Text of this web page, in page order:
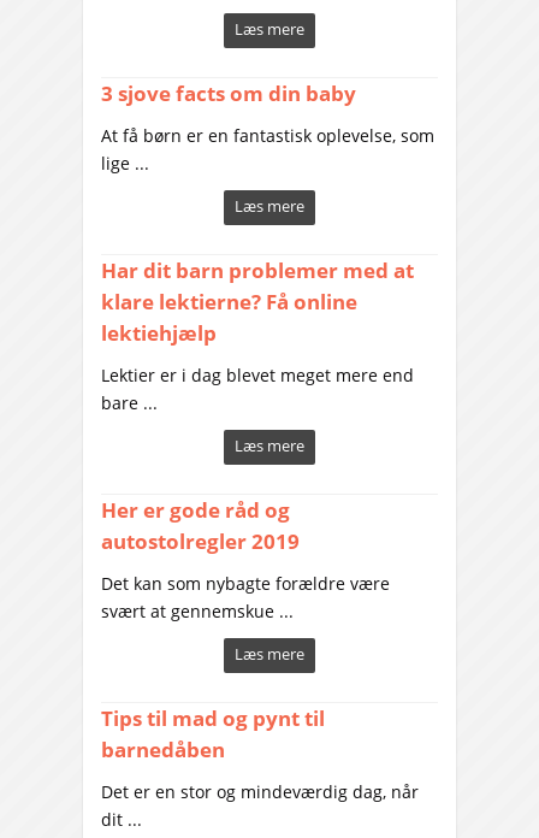
Læs mere
3 sjove facts om din baby
At få børn er en fantastisk oplevelse, som
lige ...
Læs mere
Har dit barn problemer med at
klare lektierne? Få online
lektiehjælp
Lektier er i dag blevet meget mere end
bare ...
Læs mere
Her er gode råd og
autostolregler 2019
Det kan som nybagte forældre være
svært at gennemskue ...
Læs mere
Tips til mad og pynt til
barnedåben
Det er en stor og mindeværdig dag, når
dit ...